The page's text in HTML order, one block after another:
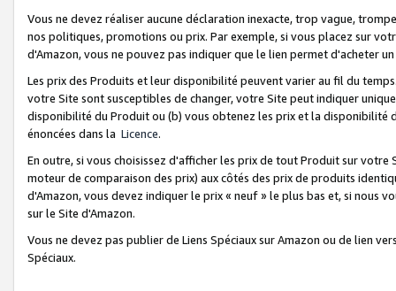
Vous ne devez réaliser aucune déclaration inexacte, trop vague,
nos politiques, promotions ou prix. Par exemple, si vous placez sur
d'Amazon, vous ne pouvez pas indiquer que le lien permet d'acheter
Les prix des Produits et leur disponibilité peuvent varier au fil du
votre Site sont susceptibles de changer, votre Site peut indiquer
disponibilité du Produit ou (b) vous obtenez les prix et la disponibilité
énoncées dans la Licence.
En outre, si vous choisissez d'afficher les prix de tout Produit sur
moteur de comparaison des prix) aux côtés des prix de produits
d'Amazon, vous devez indiquer le prix « neuf » le plus bas et, si nous
sur le Site d'Amazon.
Vous ne devez pas publier de Liens Spéciaux sur Amazon ou de lien
Spéciaux.